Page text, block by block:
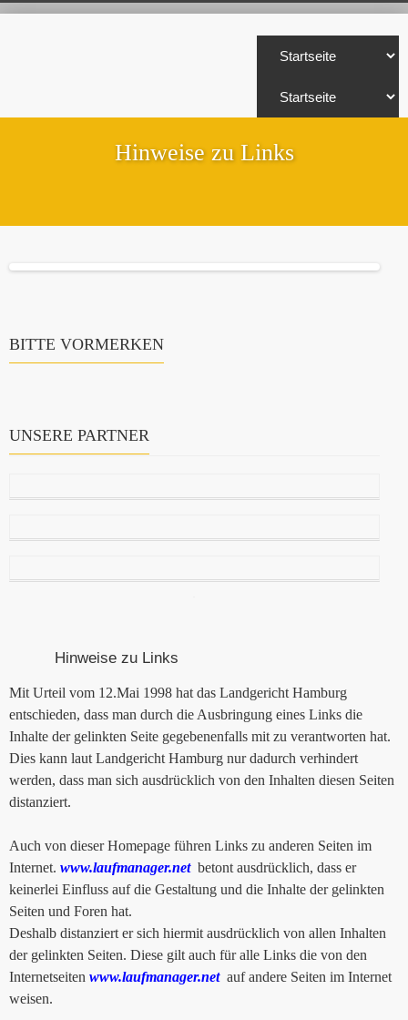
Hinweise zu Links
BITTE VORMERKEN
UNSERE PARTNER
Hinweise zu Links
Mit Urteil vom 12.Mai 1998 hat das Landgericht Hamburg
entschieden, dass man durch die Ausbringung eines Links die
Inhalte der gelinkten Seite gegebenenfalls mit zu verantworten hat.
Dies kann laut Landgericht Hamburg nur dadurch verhindert
werden, dass man sich ausdrücklich von den Inhalten diesen Seiten
distanziert.
Auch von dieser Homepage führen Links zu anderen Seiten im
Internet. www.laufmanager.netbetont ausdrücklich, dass er
keinerlei Einfluss auf die Gestaltung und die Inhalte der gelinkten
Seiten und Foren hat.
Deshalb distanziert er sich hiermit ausdrücklich von allen Inhalten
der gelinkten Seiten. Diese gilt auch für alle Links die von den
Internetseiten www.laufmanager.net auf andere Seiten im Internet
weisen.